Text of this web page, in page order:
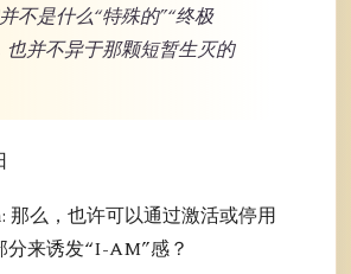
不是什么“特殊的”“终极
也并不异于那颗短暂生灭的
么，也许可以通过激活或停用
分来诱发“I-AM”感？